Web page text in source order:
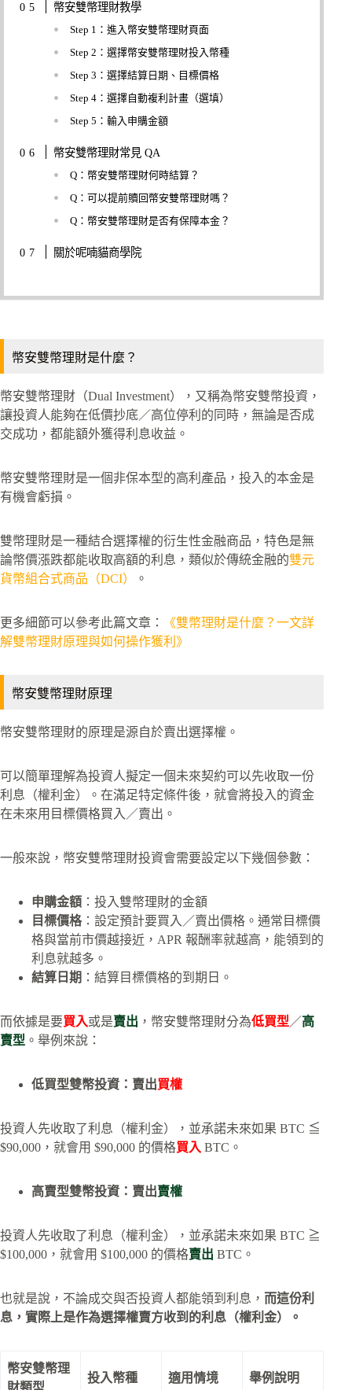
幣安雙幣理財教學
Step 1：進入幣安雙幣理財頁面
Step 2：選擇幣安雙幣理財投入幣種
Step 3：選擇結算日期、目標價格
Step 4：選擇自動複利計畫（選填）
Step 5：輸入申購金額
幣安雙幣理財常見 QA
Q：幣安雙幣理財何時結算？
Q：可以提前贖回幣安雙幣理財嗎？
Q：幣安雙幣理財是否有保障本金？
關於呢喃貓商學院
幣安雙幣理財是什麼？
幣安雙幣理財（Dual Investment），又稱為幣安雙幣投資，
讓投資人能夠在低價抄底／高位停利的同時，無論是否成
交成功，都能額外獲得利息收益。
幣安雙幣理財是一個非保本型的高利產品，投入的本金是
有機會虧損。
雙幣理財是一種結合選擇權的衍生性金融商品，特色是無
論幣價漲跌都能收取高額的利息，類似於傳統金融的雙元
貨幣組合式商品（DCI）
。
更多細節可以參考此篇文章：
《雙幣理財是什麼？一文詳
解雙幣理財原理與如何操作獲利》
幣安雙幣理財原理
幣安雙幣理財的原理是源自於賣出選擇權。
可以簡單理解為投資人擬定一個未來契約可以先收取一份
利息（權利金）。在滿足特定條件後，就會將投入的資金
在未來用目標價格買入／賣出。
一般來說，幣安雙幣理財投資會需要設定以下幾個參數：
申購金額 ：投入雙幣理財的金額
目標價格：設定預計要買入／賣出價格。通常目標價
格與當前市價越接近，APR 報酬率就越高，能領到的
利息就越多。
結算日期 ：結算目標價格的到期日。
而依據是要買入或是賣出 ，幣安雙幣理財分為低買型 ／高
賣型 。舉例來說：
低買型雙幣投資：賣出買權
投資人先收取了利息（權利金），並承諾未來如果 BTC ≦
$90,000，就會用 $90,000 的價格買入 BTC。
高賣型雙幣投資：賣出賣權
投資人先收取了利息（權利金），並承諾未來如果 BTC ≧
$100,000，就會用 $100,000 的價格賣出 BTC。
也就是說，不論成交與否投資人都能領到利息， 而這份利
息，實際上是作為選擇權賣方收到的利息（權利金）。
幣安雙幣理
財類型
投入幣種 適用情境 舉例說明